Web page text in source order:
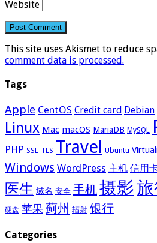
Website
This site uses Akismet to reduce
comment data is processed.
Tags
Apple CentOS Credit card Debian
Linux Mac macOS MariaDB MySQL
PHP SSL TLS Travel Ubuntu
Windows WordPress 主机 信用
医生 域名 安全 手机摄影
硬盘 苹果 蓟州 辐射 银行
Categories